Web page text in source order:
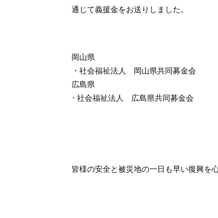
通じて義援金をお送りしました。
岡山県
・社会福祉法人 岡山県共同募金会
広島県
･ 社会福祉法人 広島県共同募金会
皆様の安全と被災地の一日も早い復興を